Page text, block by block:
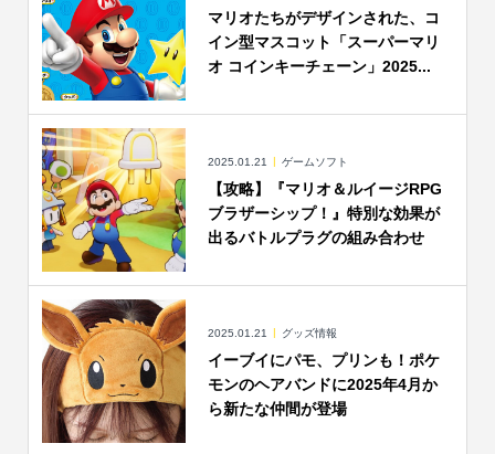
マリオたちがデザインされた、コ
イン型マスコット「スーパーマリ
オ コインキーチェーン」2025...
2025.01.21 ゲームソフト
【攻略】『マリオ＆ルイージRPG
ブラザーシップ！』特別な効果が
出るバトルプラグの組み合わせ
2025.01.21 グッズ情報
イーブイにパモ、プリンも！ポケ
モンのヘアバンドに2025年4月か
ら新たな仲間が登場